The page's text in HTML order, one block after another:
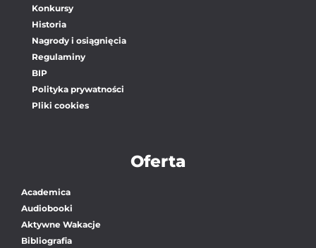
Konkursy
Historia
Nagrody i osiągnięcia
Regulaminy
BIP
Polityka prywatności
Pliki cookies
Oferta
Academica
Audiobooki
Aktywne Wakacje
Bibliografia